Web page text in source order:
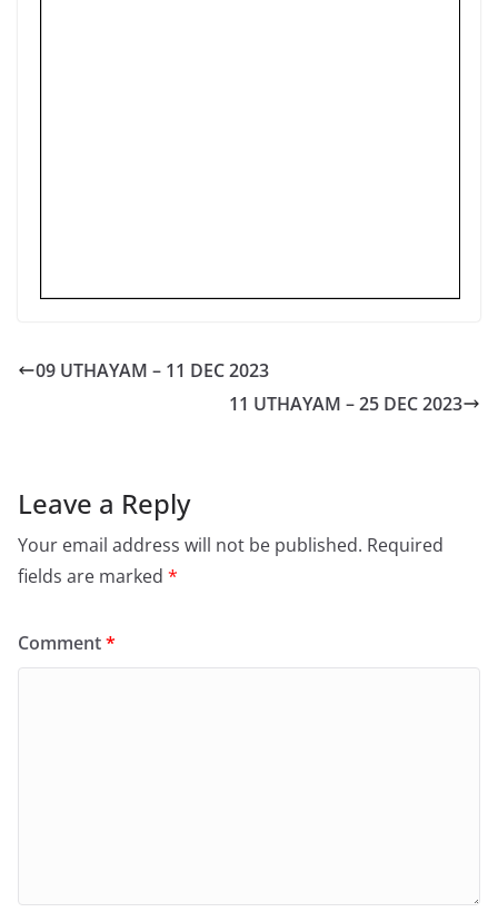
09 UTHAYAM – 11 DEC 2023
11 UTHAYAM – 25 DEC 2023
Leave a Reply
Your email address will not be published. Required
fields are marked *
Comment*